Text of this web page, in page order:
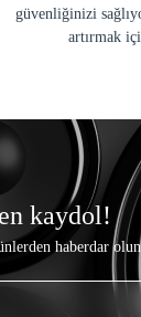
güvenliğinizi
artırmak
kaydol!
haberdar